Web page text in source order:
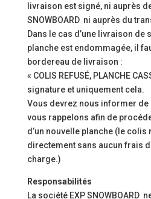
livraison est signé, ni auprès
SNOWBOARD ni auprès du
Dans le cas d’une livraison de
planche est endommagée, il
bordereau de livraison :
« COLIS REFUSÉ, PLANCHE
signature et uniquement cela.
Vous devrez nous informer de
vous rappelons afin de
d’un nouvelle planche (le
directement sans aucun frais
charge.)
Responsabilités
La société EXP SNOWBOARD